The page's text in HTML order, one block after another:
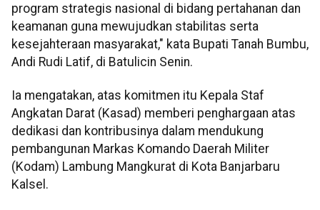
program strategis nasional di bidang pertahanan dan
keamanan guna mewujudkan stabilitas serta
kesejahteraan masyarakat," kata Bupati Tanah Bumbu,
Andi Rudi Latif, di Batulicin Senin.
Ia mengatakan, atas komitmen itu Kepala Staf
Angkatan Darat (Kasad) memberi penghargaan atas
dedikasi dan kontribusinya dalam mendukung
pembangunan Markas Komando Daerah Militer
(Kodam) Lambung Mangkurat di Kota Banjarbaru
Kalsel.